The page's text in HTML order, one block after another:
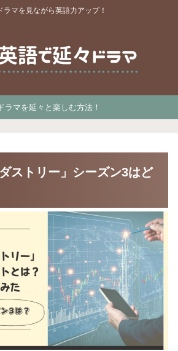
ラマを見ながら英語力アップ！
ラマを延々と楽しむ方法！
ストリー」シーズン3はど